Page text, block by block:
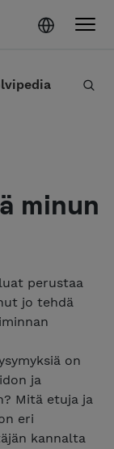
H
minun
perustaa
jo tehdä
on
ja
Mitä etuja ja
eri
kannalta